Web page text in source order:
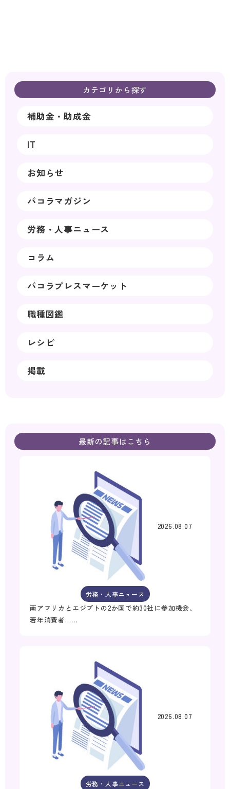
カテゴリから探す
補助金・助成金
IT
お知らせ
パコラマガジン
労務・人事ニュース
コラム
パコラプレスマーケット
職種図鑑
レシピ
掲載
最新の記事はこちら
2026.08.07
労務・人事ニュース
南アフリカとエジプトの2か国で約30社に参加機会、
若年消費者……
2026.08.07
労務・人事ニュース